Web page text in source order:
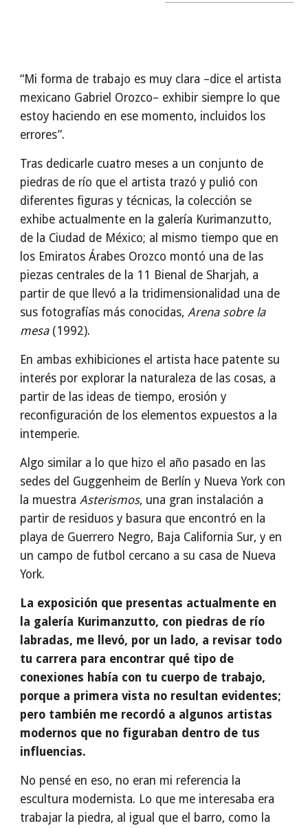
“Mi forma de trabajo es muy clara –dice el artista
mexicano Gabriel Orozco– exhibir siempre lo que
estoy haciendo en ese momento, incluidos los
errores”.
Tras dedicarle cuatro meses a un conjunto de
piedras de río que el artista trazó y pulió con
diferentes figuras y técnicas, la colección se
exhibe actualmente en la galería Kurimanzutto,
de la Ciudad de México; al mismo tiempo que en
los Emiratos Árabes Orozco montó una de las
piezas centrales de la 11 Bienal de Sharjah, a
partir de que llevó a la tridimensionalidad una de
sus fotografías más conocidas,Arena sobre la
mesa (1992).
En ambas exhibiciones el artista hace patente su
interés por explorar la naturaleza de las cosas, a
partir de las ideas de tiempo, erosión y
reconfiguración de los elementos expuestos a la
intemperie.
Algo similar a lo que hizo el año pasado en las
sedes del Guggenheim de Berlín y Nueva York con
la muestraAsterismos, una gran instalación a
partir de residuos y basura que encontró en la
playa de Guerrero Negro, Baja California Sur, y en
un campo de futbol cercano a su casa de Nueva
York.
La exposición que presentas actualmente en
la galería Kurimanzutto, con piedras de río
labradas, me llevó, por un lado, a revisar todo
tu carrera para encontrar qué tipo de
conexiones había con tu cuerpo de trabajo,
porque a primera vista no resultan evidentes;
pero también me recordó a algunos artistas
modernos que no figuraban dentro de tus
influencias.
No pensé en eso, no eran mi referencia la
escultura modernista. Lo que me interesaba era
trabajar la piedra, al igual que el barro, como la